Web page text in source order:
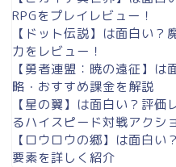
RPGをプレイレビュー！
【ドット伝説】は面白い
力をレビュー！
【勇者連盟：暁の遠征】
略・おすすめ課金を解説
【星の翼】は面白い？評
るハイスピード対戦アクシ
【ロウロウの郷】は面白
要素を詳しく紹介